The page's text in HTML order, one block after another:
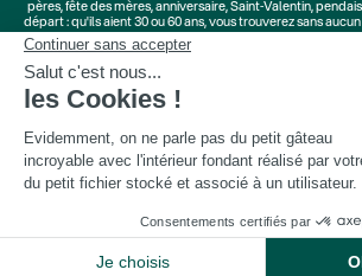
AJOUTER AU PANIER
pères,fête des mères,anniversaire,Saint-Valentin,
départ : qu'ils aient 30 ou 60 ans, vous trouverez sans
Cadeaux Saint-Valentin
Cadeaux Fête des Pères
Cadeaux Fête des Grands-Pères